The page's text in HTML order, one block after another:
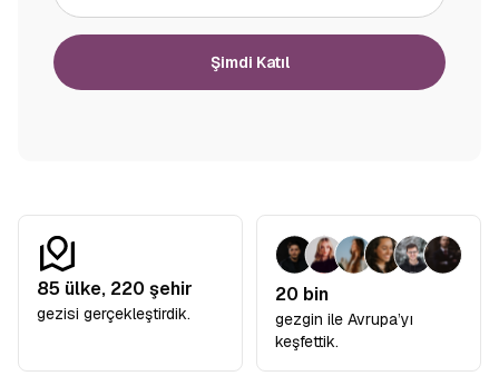
Şimdi Katıl
85 ülke, 220 şehir
gezisi gerçekleştirdik.
20 bin
gezgin ile Avrupa’yı
keşfettik.